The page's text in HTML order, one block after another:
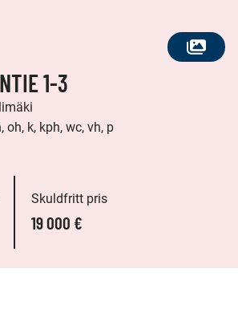
SE
1-3
oh, k, kph, wc, vh, p
Skuldfritt pris
19 000 €